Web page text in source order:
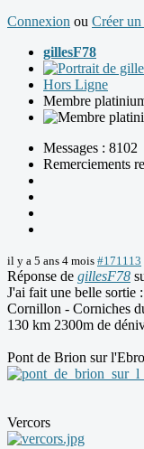
Connexion ou Créer
gillesF78
Hors Ligne
Membre
Messages : 8102
Remerciements
il y a 5 ans 4 mois #171113
Réponse de gillesF78
J'ai fait une belle sortie
Cornillon - Corniches
130 km 2300m de
Pont de Brion sur
Vercors